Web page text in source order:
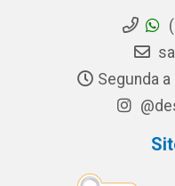
Segunda